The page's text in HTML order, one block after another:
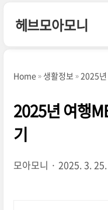
헤브모아모니
Home 생활정보 2025년
2025년 여행
기
모아모니 2025. 3. 25.